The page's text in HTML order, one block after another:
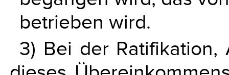
betrieben wird.
3) Bei der Ratifikation,